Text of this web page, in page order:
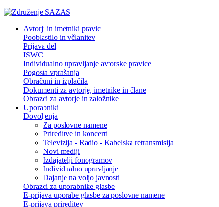
Avtorji in imetniki pravic
Pooblastilo in včlanitev
Prijava del
ISWC
Individualno upravljanje avtorske pravice
Pogosta vprašanja
Obračuni in izplačila
Dokumenti za avtorje, imetnike in člane
Obrazci za avtorje in založnike
Uporabniki
Dovoljenja
Za poslovne namene
Prireditve in koncerti
Televizija - Radio - Kabelska retransmisija
Novi mediji
Izdajatelji fonogramov
Individualno upravljanje
Dajanje na voljo javnosti
Obrazci za uporabnike glasbe
E-prijava uporabe glasbe za poslovne namene
E-prijava prireditev